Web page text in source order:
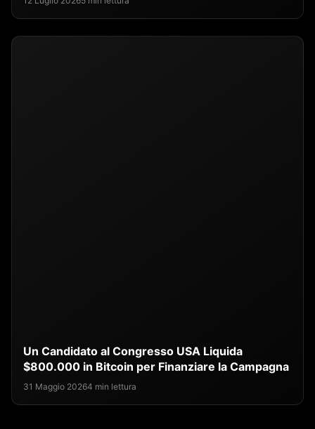
Un Candidato al Congresso USA Liquida
$800.000 in Bitcoin per Finanziare la Campagna
31 Maggio 20264 min lettura